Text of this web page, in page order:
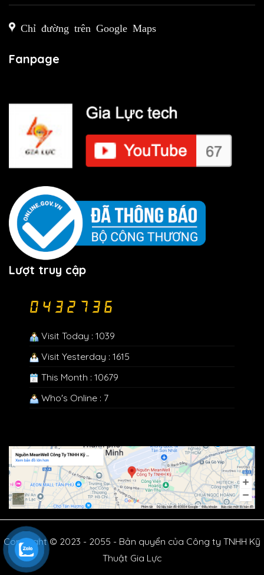
Chỉ đường trên Google Maps
Fanpage
Lượt truy cập
Visit Today : 1039
Visit Yesterday : 1615
This Month : 10679
Who's Online : 7
Copyright © 2023 - 2055 - Bản quyển của Công ty TNHH Kỹ
Thuật Gia Lực